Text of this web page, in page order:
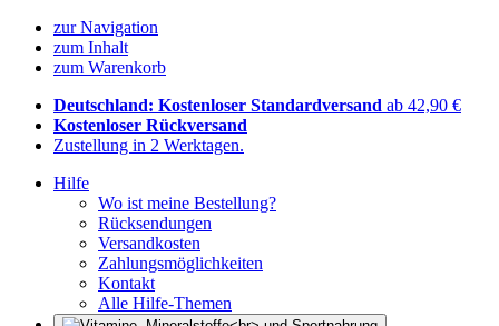
zur Navigation
zum Inhalt
zum Warenkorb
Deutschland: Kostenloser Standardversand ab 42,90 €
Kostenloser Rückversand
Zustellung in 2 Werktagen.
Hilfe
Wo ist meine Bestellung?
Rücksendungen
Versandkosten
Zahlungsmöglichkeiten
Kontakt
Alle Hilfe-Themen